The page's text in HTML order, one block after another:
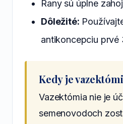
Rany sú úplne
Dôležité:
antikoncepciu prvé
Kedy je
Vazektómia nie je
semenovodoch